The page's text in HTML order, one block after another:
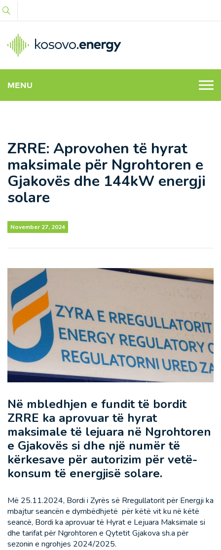
MENU
ZRRE: Aprovohen të hyrat
maksimale për Ngrohtoren e
Gjakovës dhe 144kW energji
solare
November 27, 2024
Në mbledhjen e fundit të bordit
ZRRE ka aprovuar të hyrat
maksimale të lejuara në Ngrohtoren
e Gjakovës si dhe një numër të
kërkesave për autorizim për vetë-
konsum të energjisë solare.
Më 25.11.2024, Bordi i Zyrës së Rregullatorit për Energji ka
mbajtur seancën e dymbëdhjetë për këtë vit ku në këtë
seancë, Bordi ka aprovuar të Hyrat e Lejuara Maksimale si
dhe tarifat për Ngrohtoren e Qytetit Gjakova sh.a për
sezonin e ngrohjes 2024/2025.